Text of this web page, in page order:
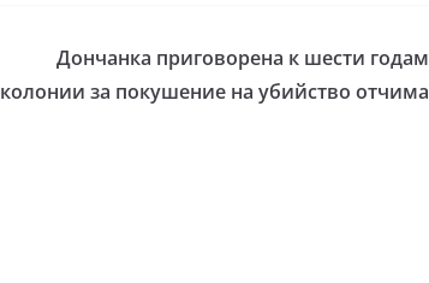
Дончанка приговорена к шести годам
колонии за покушение на убийство отчима